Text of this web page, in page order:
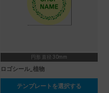
円形 直径 30mm
ロゴシール_植物
テンプレートを選択する